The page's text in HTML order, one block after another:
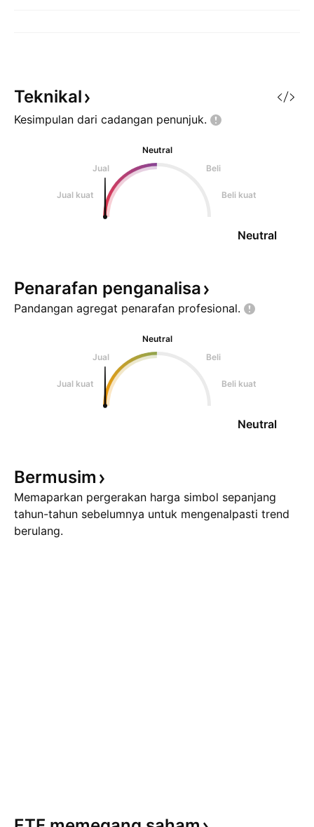
Teknikal
Kesimpulan dari cadangan penunjuk.
Neutral
Jual
Beli
Jual kuat Beli kuat
Neutral
Penarafan penganalisa
Pandangan agregat penarafan profesional.
Neutral
Jual
Beli
Jual kuat Beli kuat
Neutral
Bermusim
Memaparkan pergerakan harga simbol sepanjang
tahun-tahun sebelumnya untuk mengenalpasti trend
berulang.